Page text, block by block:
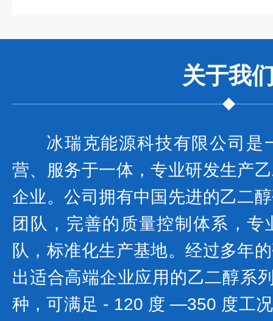
关于我
冰瑞克能源科技有限公司是
营、服务于一体，专业研发生产
企业。公司拥有中国先进的乙二
团队，完善的质量控制体系，
队，标准化生产基地。经过多年
出适合高端企业应用的乙二醇系
种，可满足 - 120 度 —350 度工